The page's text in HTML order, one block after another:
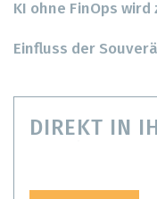
KI ohne FinOps
Einfluss der
DIREKT IN